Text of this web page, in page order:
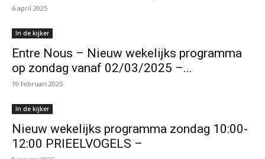
6 april 2025
In de kijker
Entre Nous – Nieuw wekelijks programma
op zondag vanaf 02/03/2025 –...
19 februari 2025
In de kijker
Nieuw wekelijks programma zondag 10:00-
12:00 PRIEELVOGELS –